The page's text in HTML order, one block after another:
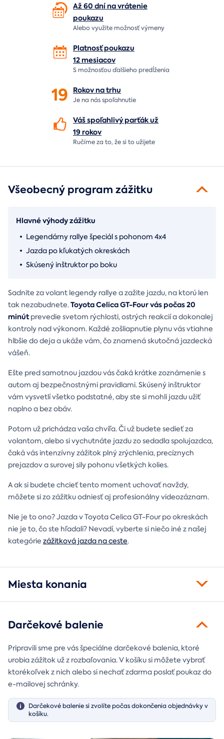
Až 60 dní na vrátenie
poukazu
Alebo využite možnosť výmeny
Platnosť poukazu
12 mesiacov
S možnosťou ďalšieho predĺženia
19 Rokov natrhu
Je na násspoľahnutie
Váš spoľahlivý parťák už
19 rokov
Ručíme za to,že si to užijete
Všeobecný program zážitku
Hlavné výhody zážitku
Legendárny rallye špeciál s pohonom 4x4
Jazda po kľukatých okreskách
Skúsený inštruktor po boku
Sadnite za volant legendy rallye a zažite jazdu, na ktorú len
tak nezabudnete.Toyota Celica GT-Four vás počas 20
minútprevedie svetom rýchlosti, ostrých reakcií a dokonalej
kontroly nad výkonom. Každé zošliapnutie plynu vás vtiahne
hlbšie do deja a ukáže vám, čo znamená skutočná jazdecká
vášeň.
Ešte pred samotnou jazdou vás čaká krátke zoznámenie s
autom aj bezpečnostnými pravidlami. Skúsený inštruktor
vám vysvetlí všetko podstatné, aby ste si mohli jazdu užiť
naplno a bez obáv.
Potom už prichádza vaša chvíľa. Či už budete sedieť za
volantom, alebo si vychutnáte jazdu zo sedadla spolujazdca,
čaká vás intenzívny zážitok plný zrýchlenia, precíznych
prejazdov a surovej sily pohonu všetkých kolies.
A ak si budete chcieť tento moment uchovať navždy,
môžete si zo zážitku odniesť aj profesionálny videozáznam.
Nie je to ono? Jazda v Toyota Celica GT-Four po okreskách
nie je to, čo ste hľadali? Nevadí, vyberte si niečo iné z našej
kategórie zážitková jazda na ceste.
Miesta konania
Darčekové balenie
Pripravili sme pre vás špeciálne darčekové balenia, ktoré
urobia zážitok už z rozbaľovania. V košíku si môžete vybrať
ktorékoľvek z nich alebo si nechať zdarma poslať poukaz do
e-mailovej schránky.
Darčekové balenie si zvolíte počas dokončenia objednávky v
košíku.